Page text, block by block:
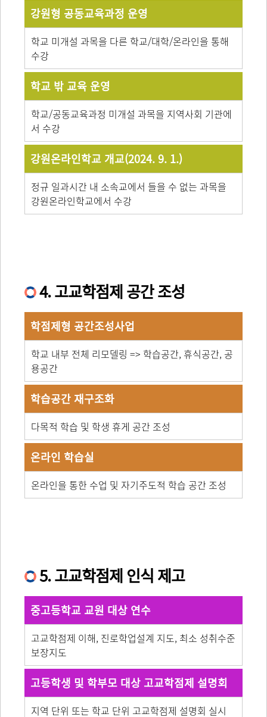
강원형 공동교육과정 운영
학교 미개설 과목을 다른 학교/대학/온라인을 통해
수강
학교 밖 교육 운영
학교/공동교육과정 미개설 과목을 지역사회 기관에
서 수강
강원온라인학교 개교(2024. 9. 1.)
정규 일과시간 내 소속교에서 들을 수 없는 과목을
강원온라인학교에서 수강
4. 고교학점제 공간 조성
학점제형 공간조성사업
학교 내부 전체 리모델링 => 학습공간, 휴식공간, 공
용공간
학습공간 재구조화
다목적 학습 및 학생 휴게 공간 조성
온라인 학습실
온라인을 통한 수업 및 자기주도적 학습 공간 조성
5. 고교학점제 인식 제고
중고등학교 교원 대상 연수
고교학점제 이해, 진로학업설계 지도, 최소 성취수준
보장지도
고등학생 및 학부모 대상 고교학점제 설명회
지역 단위 또는 학교 단위 고교학점제 설명회 실시